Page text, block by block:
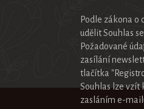
Podle zákona o
udělit Souhlas
Požadované
zasílání
tlačítka
Souhlas lze vzít
zasláním e-